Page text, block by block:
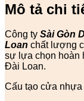
Mô tả chi
Công ty Sài Gòn
Loan chất lượng
sự lựa chọn hoàn
Đài Loan.
Cấu tạo cửa